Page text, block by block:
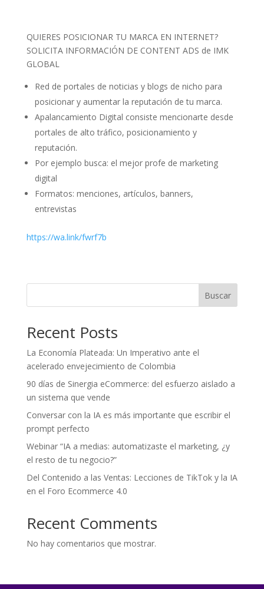
QUIERES POSICIONAR TU MARCA EN INTERNET?
SOLICITA INFORMACIÓN DE CONTENT ADS de IMK
GLOBAL
Red de portales de noticias y blogs de nicho para
posicionar y aumentar la reputación de tu marca.
Apalancamiento Digital consiste mencionarte desde
portales de alto tráfico, posicionamiento y
reputación.
Por ejemplo busca: el mejor profe de marketing
digital
Formatos: menciones, artículos, banners,
entrevistas
https://wa.link/fwrf7b
Buscar
Recent Posts
La Economía Plateada: Un Imperativo ante el
acelerado envejecimiento de Colombia
90 días de Sinergia eCommerce: del esfuerzo aislado a
un sistema que vende
Conversar con la IA es más importante que escribir el
prompt perfecto
Webinar “IA a medias: automatizaste el marketing, ¿y
el resto de tu negocio?”
Del Contenido a las Ventas: Lecciones de TikTok y la IA
en el Foro Ecommerce 4.0
Recent Comments
No hay comentarios que mostrar.